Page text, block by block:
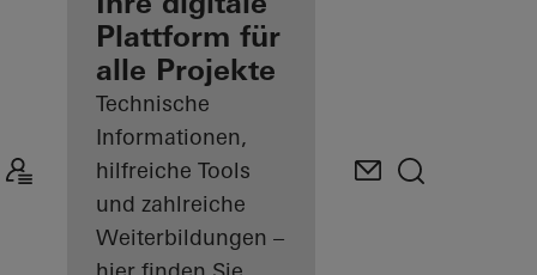
Mein
Arbeitsplatz
kennenlernen
Plattform für
alle Projekte
Technische
Informationen,
hilfreiche Tools
und zahlreiche
Weiterbildungen –